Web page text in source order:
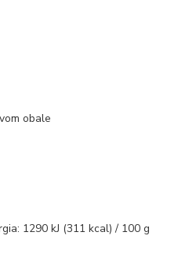
obale
1290 kJ (311 kcal) / 100 g